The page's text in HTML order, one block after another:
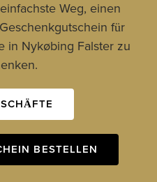
Weg, einen
für
in Nykøbing Falster zu
BESTELLEN